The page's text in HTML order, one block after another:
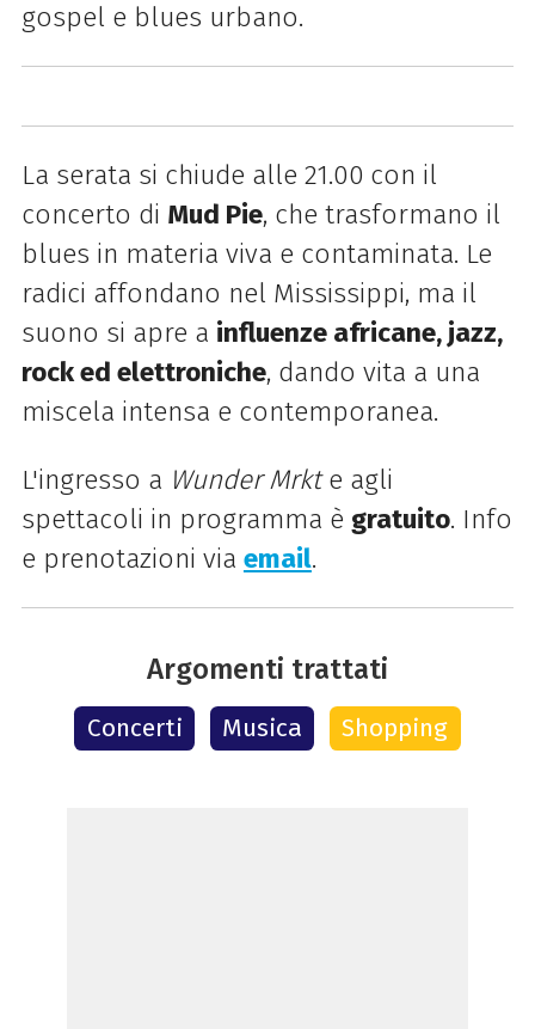
gospel e blues urbano.
La serata si chiude alle 21.00 con il
concerto di Mud Pie, che trasformano il
blues in materia viva e contaminata. Le
radici affondano nel Mississippi, ma il
suono si apre a influenze africane, jazz,
rock ed elettroniche, dando vita a una
miscela intensa e contemporanea.
L'ingresso a Wunder Mrkte agli
spettacoli in programma è gratuito. Info
e prenotazioni via email.
Argomenti trattati
Concerti Musica Shopping